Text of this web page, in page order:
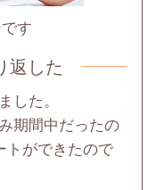
す
返した
した。
期間中だったの
トができたので